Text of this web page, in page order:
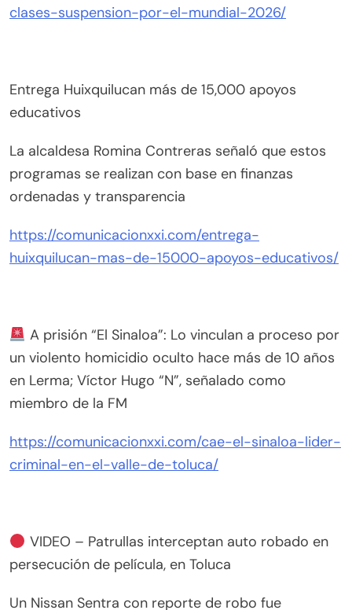
clases-suspension-por-el-mundial-2026/
Entrega Huixquilucan más de 15,000 apoyos
educativos
La alcaldesa Romina Contreras señaló que estos
programas se realizan con base en finanzas
ordenadas y transparencia
https://comunicacionxxi.com/entrega-
huixquilucan-mas-de-15000-apoyos-educativos/
A prisión “El Sinaloa”: Lo vinculan a proceso por
un violento homicidio oculto hace más de 10 años
en Lerma; Víctor Hugo “N”, señalado como
miembro de la FM
https://comunicacionxxi.com/cae-el-sinaloa-lider-
criminal-en-el-valle-de-toluca/
VIDEO – Patrullas interceptan auto robado en
persecución de película, en Toluca
Un Nissan Sentra con reporte de robo fue